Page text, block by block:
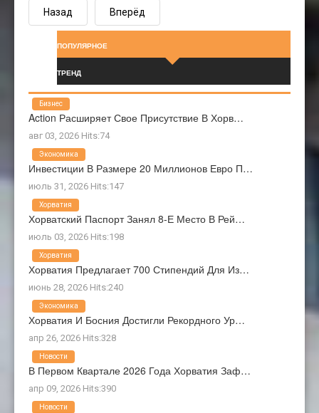
Назад Вперёд
ПОПУЛЯРНОЕ
ТРЕНД
Action Расширяет Свое Присутствие В Хорв…
авг 03, 2026 Hits:74
Бизнес
Инвестиции В Размере 20 Миллионов Евро П…
июль 31, 2026 Hits:147
Экономика
Хорватский Паспорт Занял 8-Е Место В Рей…
июль 03, 2026 Hits:198
Хорватия
Хорватия Предлагает 700 Стипендий Для Из…
июнь 28, 2026 Hits:240
Хорватия
Хорватия И Босния Достигли Рекордного Ур…
апр 26, 2026 Hits:328
Экономика
В Первом Квартале 2026 Года Хорватия Заф…
апр 09, 2026 Hits:390
Новости
Новости